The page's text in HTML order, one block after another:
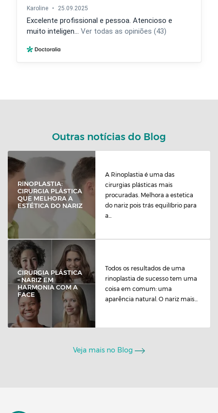
Outras notícias do Blog
RINOPLASTIA:
CIRURGIA PLÁSTICA
QUE MELHORA A
ESTÉTICA DO NARIZ
A Rinoplastia é uma das
cirurgias plásticas mais
procuradas. Melhora a estetica
do nariz pois trás equilíbrio para
a...
CIRURGIA PLÁSTICA
– NARIZ EM
HARMONIA COM A
FACE
Todos os resultados de uma
rinoplastia de sucesso tem uma
coisa em comum: uma
aparência natural. O nariz mais...
Veja mais no Blog